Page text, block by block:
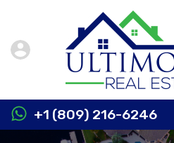
+1 (809) 216-6246